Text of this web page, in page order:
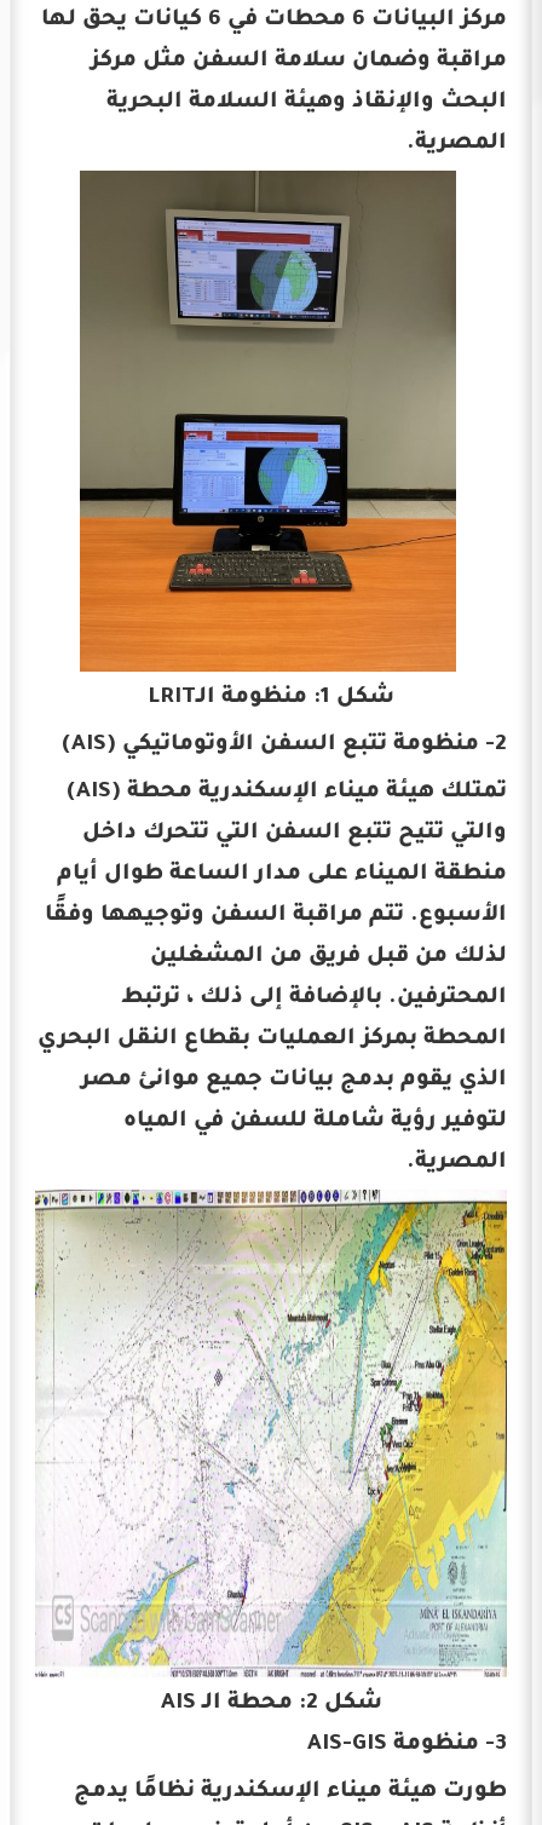
مركز البيانات 6 محطات في 6 كيانات يحق لها
مراقبة وضمان سلامة السفن مثل مركز
البحث والإنقاذ وهيئة السلامة البحرية
المصرية.
شكل 1: منظومة الـLRIT
2- منظومة تتبع السفن الأوتوماتيكي (AIS)
تمتلك هيئة ميناء الإسكندرية محطة (AIS)
والتي تتيح تتبع السفن التي تتحرك داخل
منطقة الميناء على مدار الساعة طوال أيام
الأسبوع. تتم مراقبة السفن وتوجيهها وفقًا
لذلك من قبل فريق من المشغلين
المحترفين. بالإضافة إلى ذلك ، ترتبط
المحطة بمركز العمليات بقطاع النقل البحري
الذي يقوم بدمج بيانات جميع موانئ مصر
لتوفير رؤية شاملة للسفن في المياه
المصرية.
شكل 2: محطة الـ AIS
3- منظومة AIS-GIS
طورت هيئة ميناء الإسكندرية نظامًا يدمج